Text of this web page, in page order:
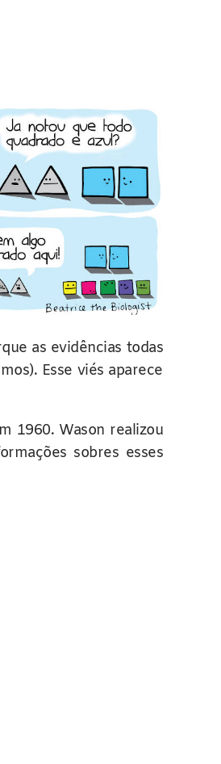
as evidências todas
Esse viés aparece
1960. Wason realizou
sobres esses